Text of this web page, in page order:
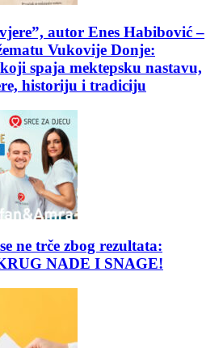
autor Enes Habibović –
Vukovije Donje:
spaja mektepsku nastavu,
historiju i tradiciju
ne trče zbog rezultata:
NADE I SNAGE!